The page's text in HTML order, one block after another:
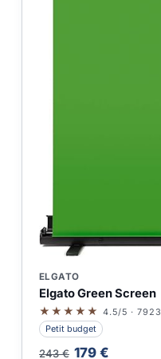
ELGATO
Elgato Green Screen
★★★★★ 4.5/5 · 7923
Petit budget
243 € 179 €